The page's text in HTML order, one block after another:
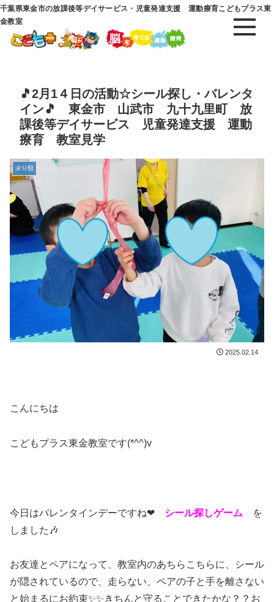
千葉県東金市の放課後等デイサービス・児童発達支援 運動療育こどもプラス東
金教室
🎵2月1４日の活動☆シール探し・バレンタ
イン🎵 東金市 山武市 九十九里町 放
課後等デイサービス 児童発達支援 運動
療育 教室見学
未分類
2025.02.14
こんにちは
こどもプラス東金教室です(*^^)v
今日はバレンタインデーですね❤ シール探しゲーム
を
しました🎶
お友達とペアになって、教室内のあちらこちらに、シール
が隠されているので、走らない、ペアの子と手を離さない
と始まるにお約束✨✨きちんと守ることできたかな？？お